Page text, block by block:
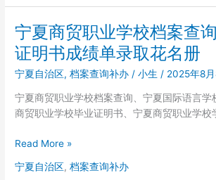
册
毕
业
证
明
书
绩
单
取
花
艺
术
职
业
高
中
案
询
宁夏商贸职业学校档案查
证明书成绩单录取花名册
宁夏自治区,档案查询补办 /小生 / 2025年8
宁夏商贸职业学校档案查询、宁夏国际语言学
商贸职业学校毕业证明书、宁夏商贸职业学校
宁
商
Read More »
宁夏自治区,档案查询补办